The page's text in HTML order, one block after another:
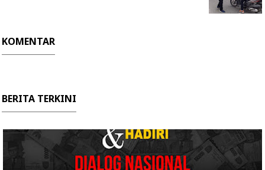
KOMENTAR
BERITA TERKINI